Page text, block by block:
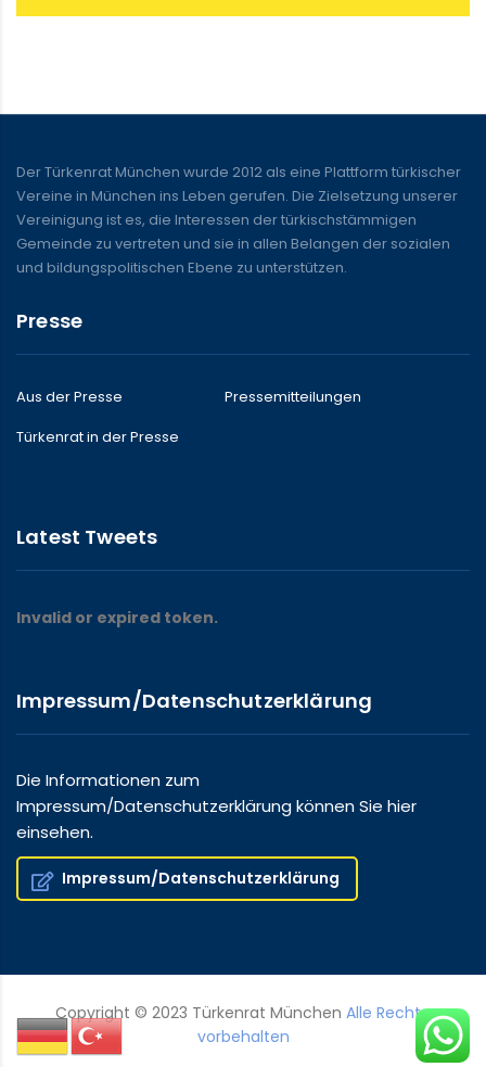
Der Türkenrat München wurde 2012 als eine Plattform türkischer
Vereine in München ins Leben gerufen. Die Zielsetzung unserer
Vereinigung ist es, die Interessen der türkischstämmigen
Gemeinde zu vertreten und sie in allen Belangen der sozialen
und bildungspolitischen Ebene zu unterstützen.
Presse
Aus der Presse
Pressemitteilungen
Türkenrat in der Presse
Latest Tweets
Invalid or expired token.
Impressum/Datenschutzerklärung
Die Informationen zum
Impressum/Datenschutzerklärung können Sie hier
einsehen.
Impressum/Datenschutzerklärung
Copyright © 2023 Türkenrat München Alle Rechte
vorbehalten